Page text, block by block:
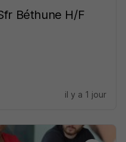
Béthune H/F
il y a 1 jour